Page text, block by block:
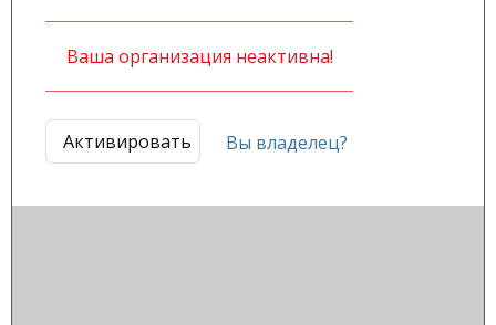
Ваша организация неактивна!
Активировать Вы владелец?